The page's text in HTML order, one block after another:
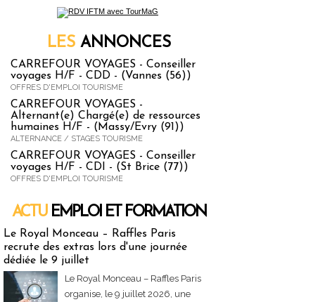
Le groupe Sainte-Claire rachète Eden Tour
LES ANNONCES
CARREFOUR VOYAGES - Conseiller
voyages H/F - CDD - (Vannes (56))
OFFRES D'EMPLOI TOURISME
CARREFOUR VOYAGES -
Alternant(e) Chargé(e) de ressources
humaines H/F - (Massy/Evry (91))
ALTERNANCE / STAGES TOURISME
CARREFOUR VOYAGES - Conseiller
voyages H/F - CDI - (St Brice (77))
OFFRES D'EMPLOI TOURISME
ACTU EMPLOI ET FORMATION
Le Royal Monceau – Raffles Paris
recrute des extras lors d'une journée
dédiée le 9 juillet
Le Royal Monceau – Raffles Paris
organise, le 9 juillet 2026, une